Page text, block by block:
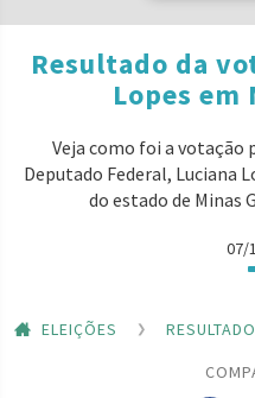
Resultado da
Lopes em
Veja como foi a votação
Deputado Federal, Luciana
do estado de Minas
07/
ELEIÇÕES